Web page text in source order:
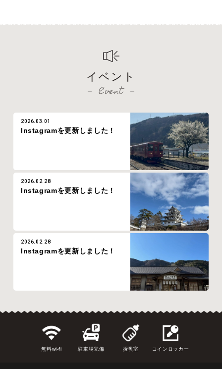
イベント
Event
2026.03.01
Instagramを更新しました！
2026.02.28
Instagramを更新しました！
2026.02.28
Instagramを更新しました！
無料wi-fi 駐車場完備 授乳室 コインロッカー